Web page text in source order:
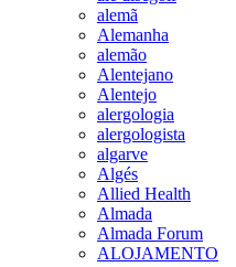
alemã
Alemanha
alemão
Alentejano
Alentejo
alergologia
alergologista
algarve
Algés
Allied Health
Almada
Almada Forum
ALOJAMENTO